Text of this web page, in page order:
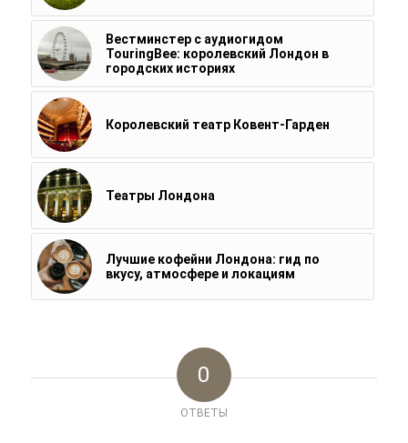
Вестминстер с аудиогидом
TouringBee: королевский Лондон в
городских историях
Королевский театр Ковент-Гарден
Театры Лондона
Лучшие кофейни Лондона: гид по
вкусу, атмосфере и локациям
0
ОТВЕТЫ